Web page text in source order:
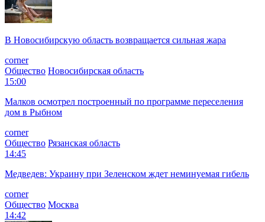
В Новосибирскую область возвращается сильная жара
corner
Общество Новосибирская область
15:00
Малков осмотрел построенный по программе переселения
дом в Рыбном
corner
Общество Рязанская область
14:45
Медведев: Украину при Зеленском ждет неминуемая гибель
corner
Общество Москва
14:42